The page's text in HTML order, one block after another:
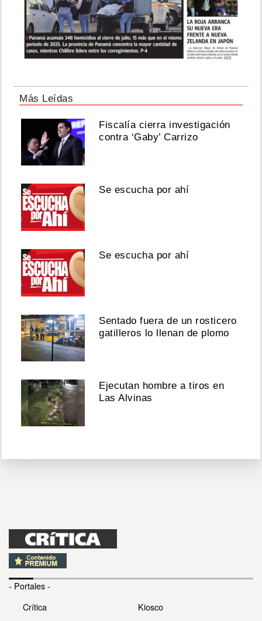
Más Leídas
Fiscalía cierra investigación
contra ‘Gaby’ Carrizo
Se escucha por ahí
Se escucha por ahí
Sentado fuera de un rosticero
gatilleros lo llenan de plomo
Ejecutan hombre a tiros en
Las Alvinas
- Portales -
Crítica
Kiosco